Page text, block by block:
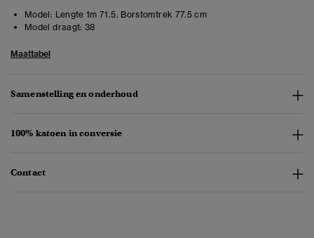
Model: Lengte 1m 71.5. Borstomtrek 77.5 cm
Model draagt: 38
Maattabel
Samenstelling en onderhoud
100% katoen in conversie
Contact